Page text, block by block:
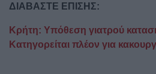
ΔΙΑΒΑΣΤΕ ΕΠΙΣΗΣ:
Κρήτη: Υπόθεση γιατρού
Κατηγορείται πλέον για